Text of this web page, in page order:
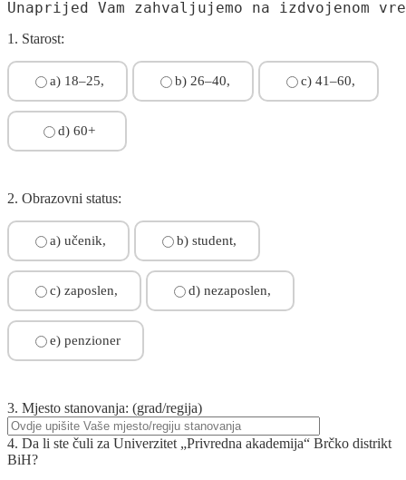
1. Starost:
a) 18–25, b) 26–40, c) 41–60,
d) 60+
2. Obrazovni status:
a) učenik, b) student,
c) zaposlen, d) nezaposlen,
e) penzioner
3. Mjesto stanovanja: (grad/regija)
4. Da li ste čuli za Univerzitet „Privredna akademija“ Brčko distrikt
BiH?